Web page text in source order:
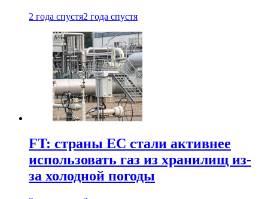
2 года спустя2 года спустя
FT: страны ЕС стали активнее
использовать газ из хранилищ из-
за холодной погоды